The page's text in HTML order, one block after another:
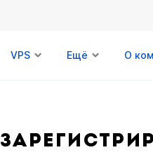
VPS Ещё О